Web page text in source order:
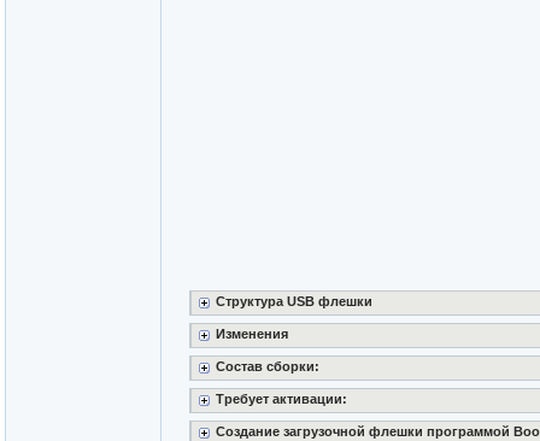
Структура USB флешки
Изменения
Состав сборки:
Требует активации:
Создание загрузочной флешки программой